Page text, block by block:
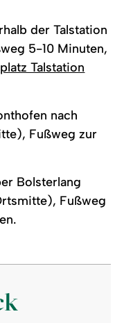
der Talstation
5-10 Minuten,
Talstation
nach
Fußweg zur
Bolsterlang
Fußweg